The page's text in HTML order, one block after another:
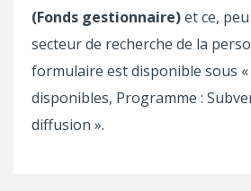
(Fonds gestionnaire)et ce,
secteur de recherche de la
formulaire est disponible sous «
disponibles, Programme :
diffusion ».